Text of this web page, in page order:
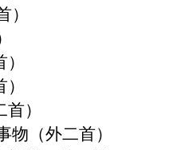
）
）
物（外二首）